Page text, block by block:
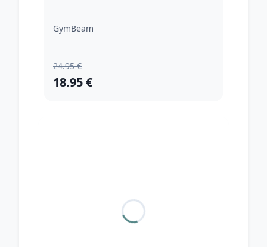
GymBeam
24.95 €
18.95 €